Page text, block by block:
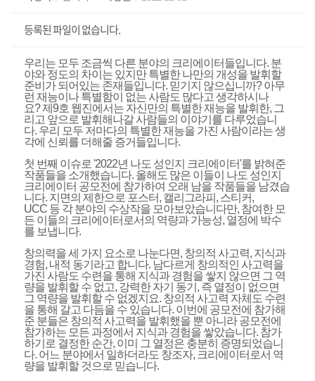
등록된 파일이 없습니다.
우리는 모두 조금씩 다른 분야의 크리에이터들입니다. 분
야와 정도의 차이는 있지만 특별한 나만의 개성을 발휘할
준비가 되어있는 존재들입니다. 믿기지 않으십니까?아무
런 재능이나 특별함이 없는 사람도 많다고 생각하시나
요?제 9호 웹진에서는 자신만의 특별한 재능을 발휘한, 그
리고 앞으로 발휘해나갈 사람들의 이야기를 다루었습니
다. 우리 모두 저마다의 특별한 재능을 가진 사람이라는 생
각에 신뢰를 더해줄 증거들입니다.
첫 번째 이슈로 '2022년 나도 성인지 크리에이터'를 밝혀준
작품들을 소개했습니다. 올해도 많은 이들이 나도 성인지
크리에이터 공모전에 참가하여 오래 남을 작품들을 남겼습
니다. 지면의 제한으로 포스터, 캘리그라피 , 스티커,
UCC 등 각 분야의 수상작을 모아보았습니다만, 참여한 모
든 이들의 크리에이터로서의 역량과 가능성, 열정에 박수
를 보냅니다.
창의력을 세 가지 요소로 나눈다면, 창의적 사고력, 지식과
경험, 내적 동기라고 합니다. 남다르게 창의적인 사고력을
가진 사람도 수련을 통해 지식과 경험을 쌓지 않으면 그 역
량을 발휘할 수 없고, 강력한 자기 동기 , 즉 열정이 없으면
그 역량을 발휘할 수 없겠지요. 창의적 사고력 자체도 수련
을 통해 갈고 다듬을 수 있습니다. 이번에 공모전에 참가해
준 분들은 창의적 사고력을 발휘했을 뿐 아니라 공모전에
참가하는 모든 과정에서 지식과 경험을 쌓았습니다. 참가
하기로 결정한 순간, 이미 그 열정은 충분히 증명되었습니
다. 어느 분야에서 일하더라도 창조자, 크리에이터로서 역
량을 발휘할 것으로 믿습니다.